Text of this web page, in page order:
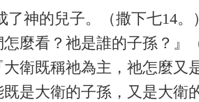
神的兒子。（撒下七14
麼看？祂是誰的子孫？』
衛既稱祂為主，祂怎麼又
是大衛的子孫，又是大衛